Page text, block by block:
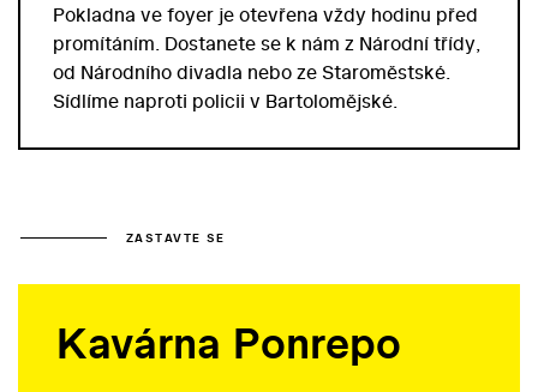
Pokladna ve foyer je otevřena vždy hodinu před
promítáním. Dostanete se k nám z Národní třídy,
od Národního divadla nebo ze Staroměstské.
Sídlíme naproti policii v Bartolomějské.
ZASTAVTE SE
Kavárna Ponrepo